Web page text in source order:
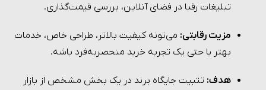
تبلیغات رقبا در فضای آنلاین، بررسی قیمت‌گذاری.
مزیت رقابتی: می‌تونه کیفیت بالاتر، طراحی خاص، خدمات
بهتر یا حتی یک تجربه خرید منحصربه‌فرد باشه.
هدف: تثبیت جایگاه برند در یک بخش مشخص از بازار